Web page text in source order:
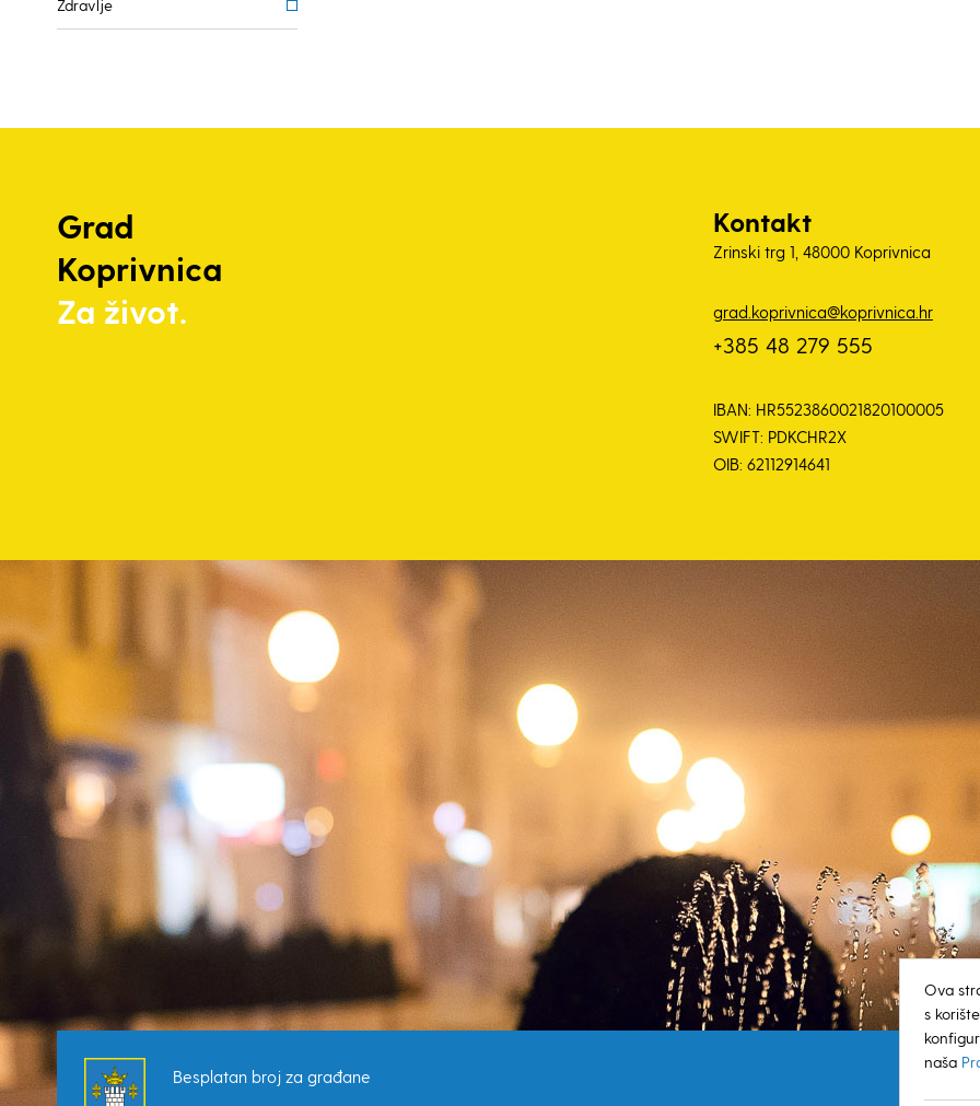
Zdravlje
Grad
Koprivnica
Za život.
Kontakt
Zrinski trg 1, 48000 Koprivnica
grad.koprivnica@koprivnica.hr
+385 48 279 555
IBAN: HR5523860021820100005
SWIFT: PDKCHR2X
OIB: 62112914641
Besplatan broj za građane
Ova
s
naša